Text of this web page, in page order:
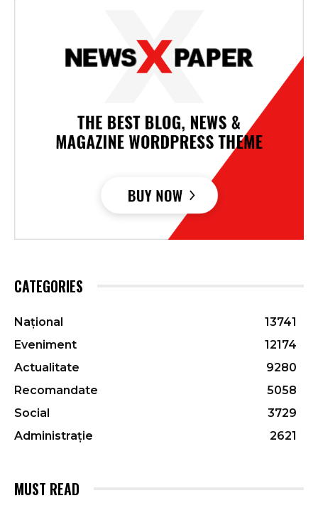
CATEGORIES
Național
13741
Eveniment
12174
Actualitate
9280
Recomandate
5058
Social
3729
Administrație
2621
MUST READ